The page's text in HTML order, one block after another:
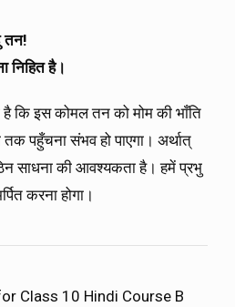
तन!
निहित है।
है कि इस कोमल तन को मोम की भाँति
तक पहुँचना संभव हो पाएगा। अर्थात्
साधना की आवश्यकता है। हमें प्रभु
करना होगा।
Class 10 Hindi Course B